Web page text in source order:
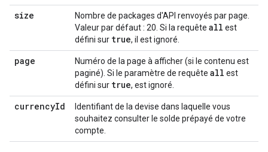
size
Nombre de packages d'API renvoyés par page.
Valeur par défaut : 20. Si la requête all est
défini sur true, il est ignoré.
page
Numéro de la page à afficher (si le contenu est
paginé). Si le paramètre de requête all est
défini sur true, est ignoré.
currencyId
Identifiant de la devise dans laquelle vous
souhaitez consulter le solde prépayé de votre
compte.